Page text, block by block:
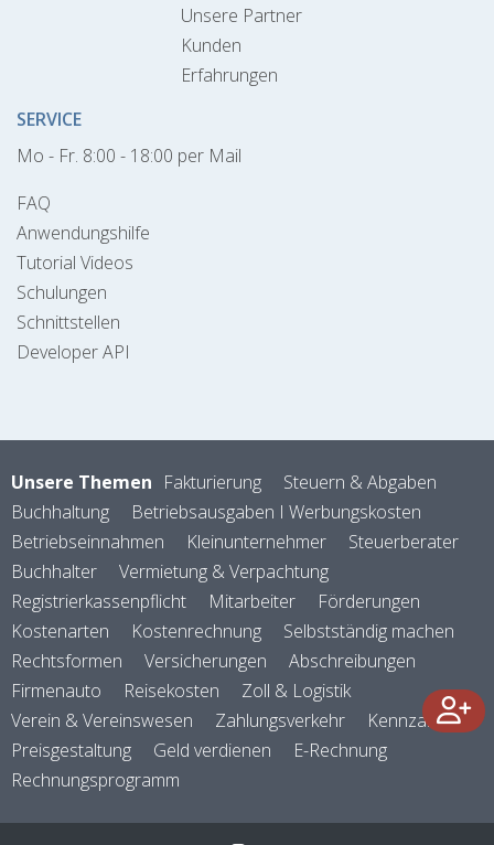
Unsere Partner
Kunden
Erfahrungen
SERVICE
Mo - Fr. 8:00 - 18:00 per Mail
FAQ
Anwendungshilfe
Tutorial Videos
Schulungen
Schnittstellen
Developer API
Unsere Themen Fakturierung
Steuern & Abgaben
Buchhaltung
Betriebsausgaben I Werbungskosten
Betriebseinnahmen
Kleinunternehmer
Steuerberater
Buchhalter
Vermietung & Verpachtung
Registrierkassenpflicht
Mitarbeiter
Förderungen
Kostenarten
Kostenrechnung
Selbstständig machen
Rechtsformen
Versicherungen
Abschreibungen
Firmenauto
Reisekosten
Zoll & Logistik
Verein & Vereinswesen
Zahlungsverkehr
Kennzahlen
Preisgestaltung
Geld verdienen
E-Rechnung
Rechnungsprogramm